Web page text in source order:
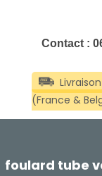
Contact :
foulard tube